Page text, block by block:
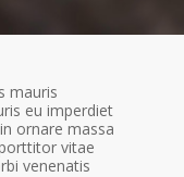
mauris
eu imperdiet
ornare massa
vitae
venenatis